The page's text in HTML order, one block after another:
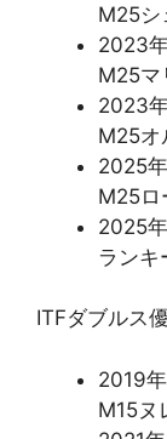
M25シ
2023
M25マ
2023
M25オ
2025
M25ロ
2025
ランキ
ITFダブルス
2019
M15ヌ